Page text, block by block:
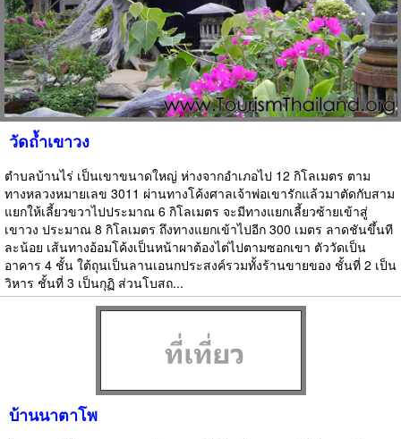
วัดถ้ำเขาวง
ตำบลบ้านไร่ เป็นเขาขนาดใหญ่ ห่างจากอำเภอไป 12 กิโลเมตร ตาม
ทางหลวงหมายเลข 3011 ผ่านทางโค้งศาลเจ้าพ่อเขารักแล้วมาตัดกับสาม
แยกให้เลี้ยวขวาไปประมาณ 6 กิโลเมตร จะมีทางแยกเลี้ยวซ้ายเข้าสู่
เขาวง ประมาณ 8 กิโลเมตร ถึงทางแยกเข้าไปอีก 300 เมตร ลาดชันขึ้นที
ละน้อย เส้นทางอ้อมโค้งเป็นหน้าผาต้องไต่ไปตามซอกเขา ตัววัดเป็น
อาคาร 4 ชั้น ใต้ถุนเป็นลานเอนกประสงค์รวมทั้งร้านขายของ ชั้นที่ 2 เป็น
วิหาร ชั้นที่ 3 เป็นกุฏิ ส่วนโบสถ...
บ้านนาตาโพ